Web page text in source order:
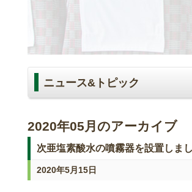
ニュース&トピック
2020年05月のアーカイブ
次亜塩素酸水の噴霧器を設置しま
2020年5月15日